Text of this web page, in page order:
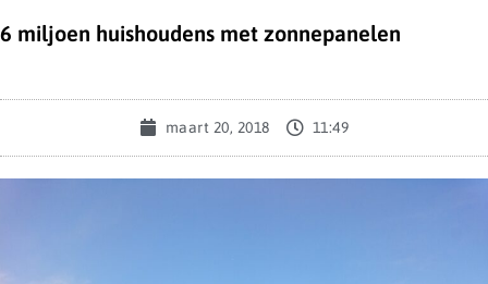
6 miljoen huishoudens met zonnepanelen
maart 20, 2018 11:49